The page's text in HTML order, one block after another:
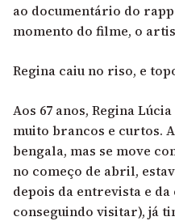
ao documentário do
momento do filme, o
Regina caiu no riso, e
Aos 67 anos, Regina
muito brancos e curtos.
bengala, mas se move
no começo de abril,
depois da entrevista e da
conseguindo visitar), já